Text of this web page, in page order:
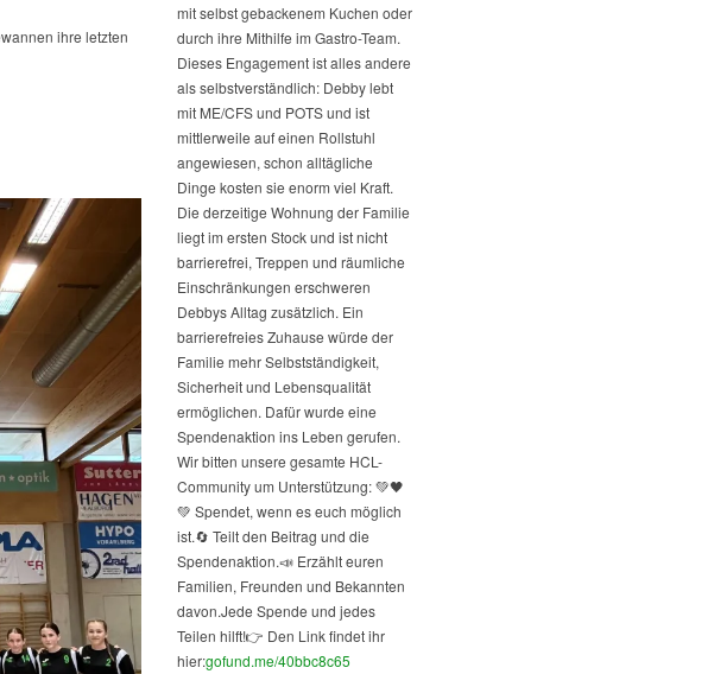
ihre letzten
mit selbst gebackenem Kuchen oder
durch ihre Mithilfe im Gastro-Team.
Dieses Engagement ist alles andere
als selbstverständlich: Debby lebt
mit ME/CFS und POTS und ist
mittlerweile auf einen Rollstuhl
angewiesen, schon alltägliche
Dinge kosten sie enorm viel Kraft.
Die derzeitige Wohnung der Familie
liegt im ersten Stock und ist nicht
barrierefrei, Treppen und räumliche
Einschränkungen erschweren
Debbys Alltag zusätzlich. Ein
barrierefreies Zuhause würde der
Familie mehr Selbstständigkeit,
Sicherheit und Lebensqualität
ermöglichen. Dafür wurde eine
Spendenaktion ins Leben gerufen.
Wir bitten unsere gesamte HCL-
Community um Unterstützung: 💚🖤
💚 Spendet, wenn es euch möglich
ist.🔄 Teilt den Beitrag und die
Spendenaktion.📣 Erzählt euren
Familien, Freunden und Bekannten
davon.Jede Spende und jedes
Teilen hilft!👉 Den Link findet ihr
hier:gofund.me/40bbc8c65